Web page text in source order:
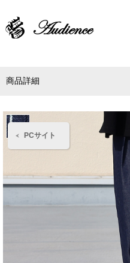
PCサイト
商品詳細